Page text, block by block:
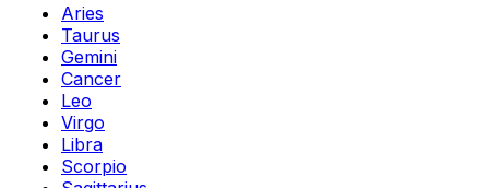
Aries
Taurus
Gemini
Cancer
Leo
Virgo
Libra
Scorpio